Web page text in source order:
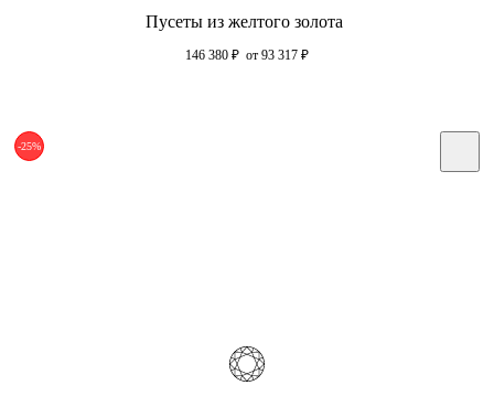
Пусеты из желтого золота
146 380 ₽ от 93 317 ₽
-25%